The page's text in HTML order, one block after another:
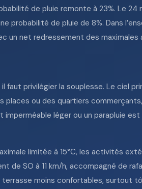
de pluie remonte à 23%. Le
probabilité de pluie de 8%. Dans
un net redressement des maximales
faut privilégier la souplesse. Le ciel
ou des quartiers
léger ou un parapluie
limitée à 15°C, les activités
SO à 11 km/h, accompagné de
moins confortables, surtout